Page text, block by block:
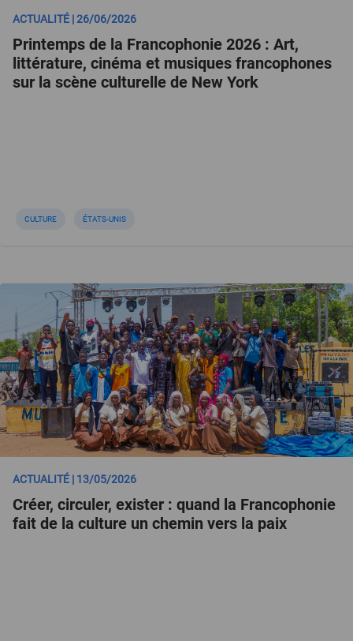
ACTUALITÉ | 26/06/2026
Printemps de la Francophonie 2026 : Art,
littérature, cinéma et musiques francophones
sur la scène culturelle de New York
CULTURE ÉTATS-UNIS
ACTUALITÉ | 13/05/2026
Créer, circuler, exister : quand la Francophonie
fait de la culture un chemin vers la paix